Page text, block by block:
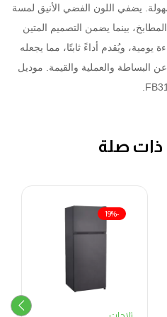
يضفي اللون الفضي الأنيق لمسة
بينما يضمن التصميم المتين
ويُقدم أداءً ثابتًا، مما يجعله
البساطة والعملية والقيمة. موديل
ذات صلة
-19%